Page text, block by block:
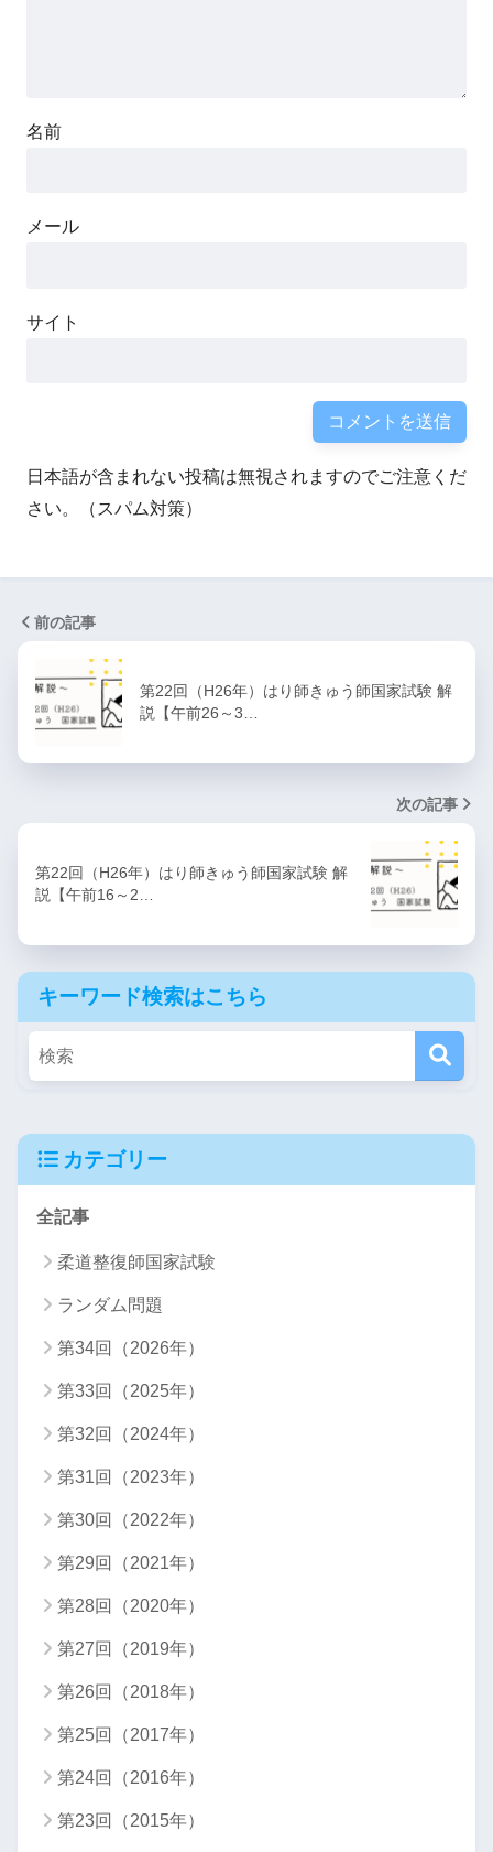
名前
メール
サイト
日本語が含まれない投稿は無視されますのでご注意くだ
さい。（スパム対策）
前の記事
第22回（H26年）はり師きゅう師国家試験 解
説【午前26～3…
次の記事
第22回（H26年）はり師きゅう師国家試験 解
説【午前16～2…
キーワード検索はこちら
カテゴリー
全記事
柔道整復師国家試験
ランダム問題
第34回（2026年）
第33回（2025年）
第32回（2024年）
第31回（2023年）
第30回（2022年）
第29回（2021年）
第28回（2020年）
第27回（2019年）
第26回（2018年）
第25回（2017年）
第24回（2016年）
第23回（2015年）